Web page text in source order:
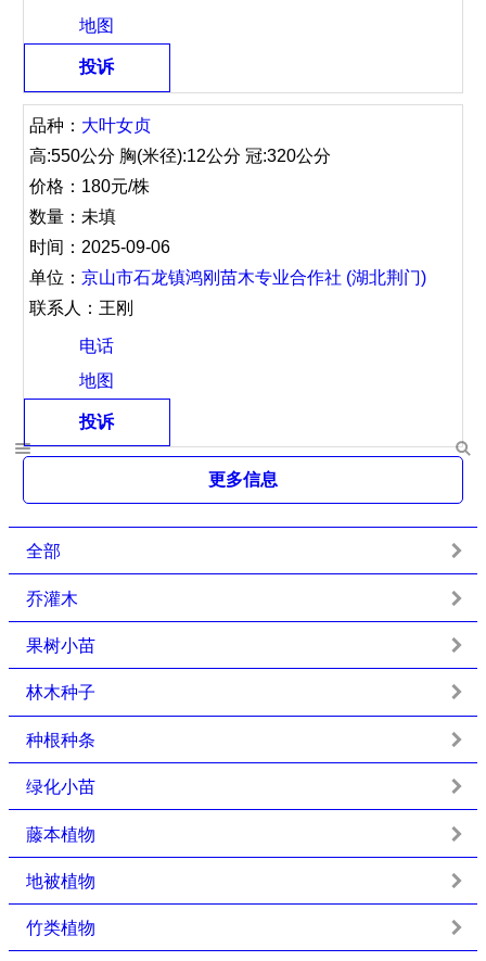
地图
投诉
品种： 大叶女贞
高:550公分 胸(米径):12公分 冠:320公分
价格：180元/株
数量：未填
时间：2025-09-06
单位： 京山市石龙镇鸿刚苗木专业合作社 (湖北荆门)
联系人：王刚
电话
地图
投诉
更多信息
全部
乔灌木
果树小苗
林木种子
种根种条
绿化小苗
藤本植物
地被植物
竹类植物